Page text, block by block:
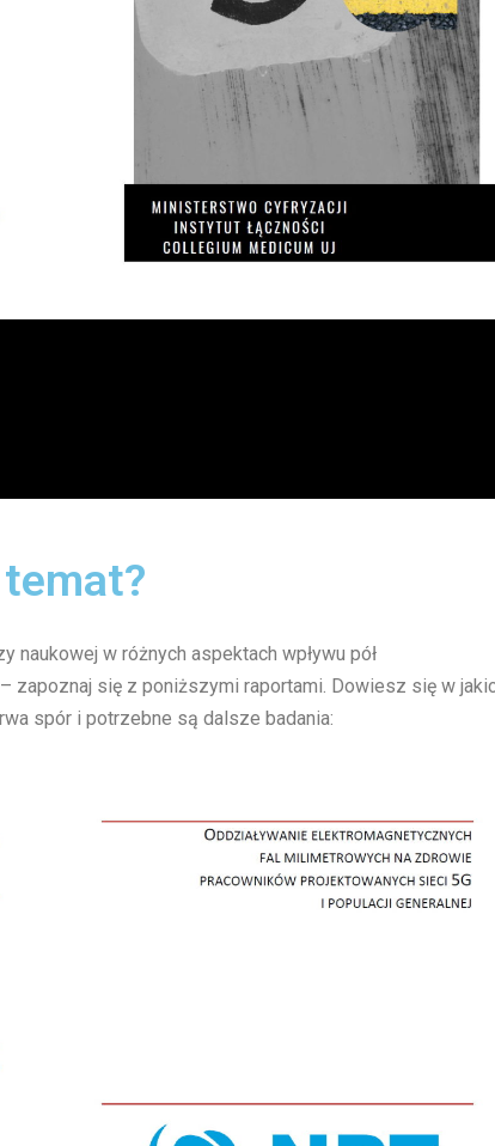
w różnych aspektach wpływu pół
zapoznaj się z poniższymi raportami. Dowiesz się w
spór i potrzebne są dalsze badania: